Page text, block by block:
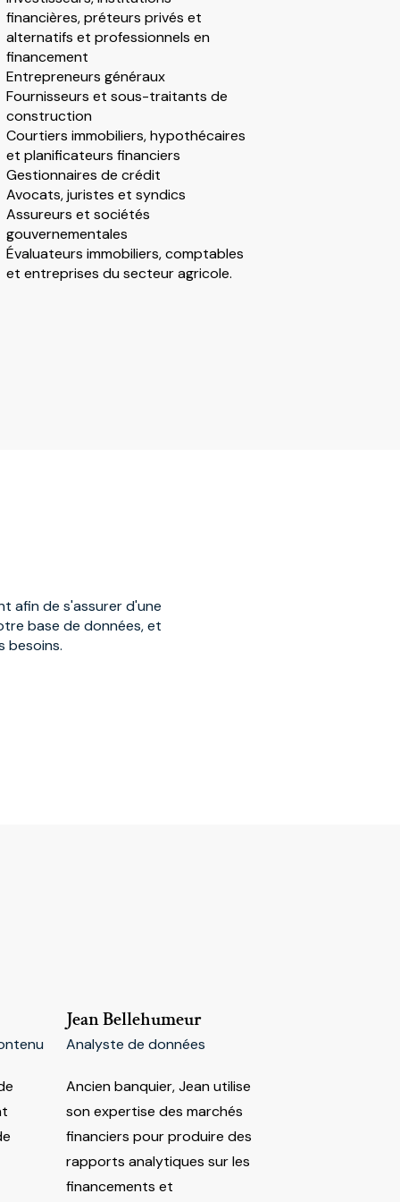
financières, préteurs privés et
alternatifs et professionnels en
financement
Entrepreneurs généraux
Fournisseurs et sous-traitants de
construction
Courtiers immobiliers, hypothécaires
et planificateurs financiers
Gestionnaires de crédit
Avocats, juristes et syndics
Assureurs et sociétés
gouvernementales
Évaluateurs immobiliers, comptables
et entreprises du secteur agricole.
afin de s'assurer d'une
base de données, et
besoins.
Jean Bellehumeur
Analyste de données
Ancien banquier, Jean utilise
son expertise des marchés
financiers pour produire des
rapports analytiques sur les
financements et